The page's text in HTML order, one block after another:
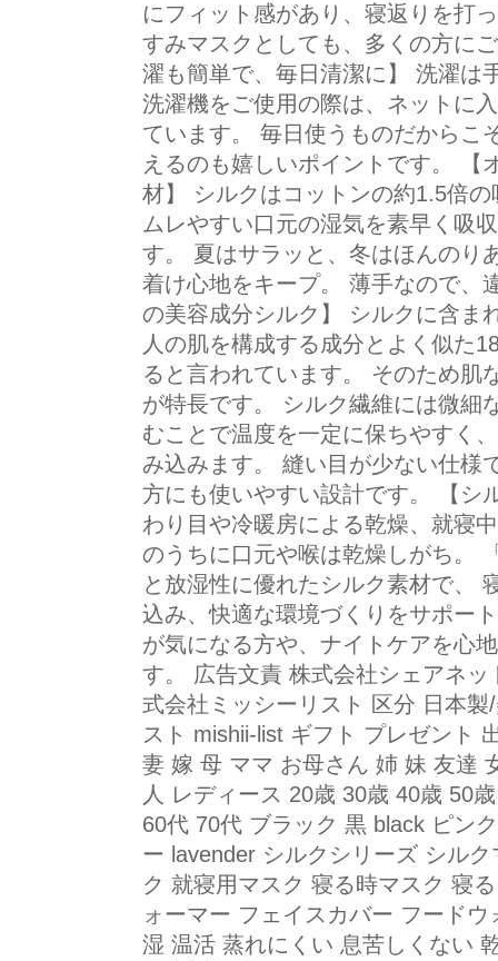
にフィット感があり、寝返りを打
すみマスクとしても、多くの方に
濯も簡単で、毎日清潔に】 洗濯は
洗濯機をご使用の際は、ネットに
ています。 毎日使うものだからこ
えるのも嬉しいポイントです。 【
材】 シルクはコットンの約1.5倍
ムレやすい口元の湿気を素早く吸
す。 夏はサラッと、冬はほんのり
着け心地をキープ。 薄手なので、
の美容成分シルク】 シルクに含ま
人の肌を構成する成分とよく似た
ると言われています。 そのため肌
が特長です。 シルク繊維には微細
むことで温度を一定に保ちやすく
み込みます。 縫い目が少ない仕様
方にも使いやすい設計です。 【シ
わり目や冷暖房による乾燥、就寝
のうちに口元や喉は乾燥しがち。
と放湿性に優れたシルク素材で、
込み、快適な環境づくりをサポー
が気になる方や、ナイトケアを心
す。 広告文責 株式会社シェアネ
式会社ミッシーリスト 区分 日本
スト mishii-list ギフト プレゼント
妻 嫁 母 ママ お母さん 姉 妹 友達
人 レディース 20歳 30歳 40歳 50
60代 70代 ブラック 黒 black ピン
ー lavender シルクシリーズ シル
ク 就寝用マスク 寝る時マスク 寝
ォーマー フェイスカバー フード
湿 温活 蒸れにくい 息苦しくない